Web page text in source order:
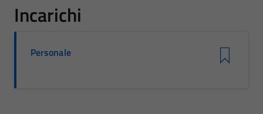
Incarichi
Personale